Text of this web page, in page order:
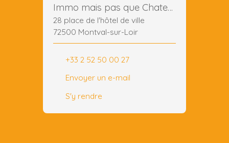
Immo mais pas que Chateau du loir
28 place de l'hôtel de ville
72500 Montval-sur-Loir
+33 2 52 50 00 27
Envoyer un e-mail
S'y rendre